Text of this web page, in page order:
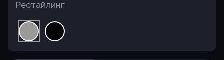
Рестайлинг